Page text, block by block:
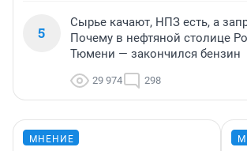
5
Сырье качают, НПЗ есть, а
Почему в нефтяной столице
Тюмени — закончился бензин
29 974 298
МНЕНИЕ